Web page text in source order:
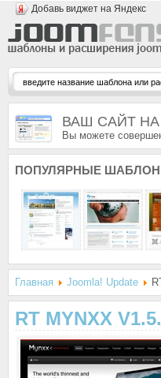
Добавь виджет на Яндекс
ВАШ САЙТ НА
Вы можете
ПОПУЛЯРНЫЕ
Главная Joomla! Update
RT MYNXX